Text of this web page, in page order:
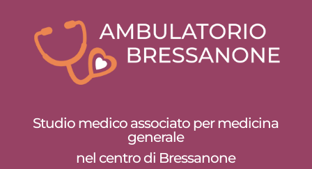
Studio medico associato per medicina
generale
nel centro di Bressanone